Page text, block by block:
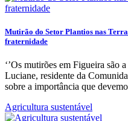
Mutirão do Setor Plantios nas
fraternidade
‘’Os mutirões em Figueira são
Luciane, residente da
sobre a importância que
Agricultura sustentável